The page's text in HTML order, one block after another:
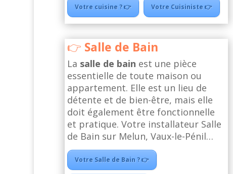
Votre cuisine ? 👉 Votre Cuisiniste 👉
Salle de Bain
La salle de bain est une pièce
essentielle de toute maison ou
appartement. Elle est un lieu de
détente et de bien-être, mais elle
doit également être fonctionnelle
et pratique. Votre installateur Salle
de Bain sur Melun, Vaux-le-Pénil…
Votre Salle de Bain ? 👉